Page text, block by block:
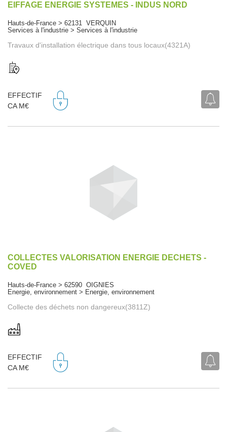
EIFFAGE ENERGIE SYSTEMES - INDUS NORD
Hauts-de-France > 62131 VERQUIN
Services à l'industrie > Services à l'industrie
Travaux d'installation électrique dans tous locaux(4321A)
EFFECTIF
CA M€
COLLECTES VALORISATION ENERGIE DECHETS -
COVED
Hauts-de-France > 62590 OIGNIES
Energie, environnement > Energie, environnement
Collecte des déchets non dangereux(3811Z)
EFFECTIF
CA M€